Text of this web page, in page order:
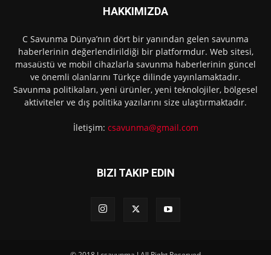
HAKKIMIZDA
C Savunma Dünya’nın dört bir yanından gelen savunma
haberlerinin değerlendirildiği bir platformdur. Web sitesi,
masaüstü ve mobil cihazlarla savunma haberlerinin güncel
ve önemli olanlarını Türkçe dilinde yayınlamaktadır.
Savunma politikaları, yeni ürünler, yeni teknolojiler, bölgesel
aktiviteler ve dış politika yazılarını size ulaştırmaktadır.
İletişim: csavunma@gmail.com
BIZI TAKIP EDIN